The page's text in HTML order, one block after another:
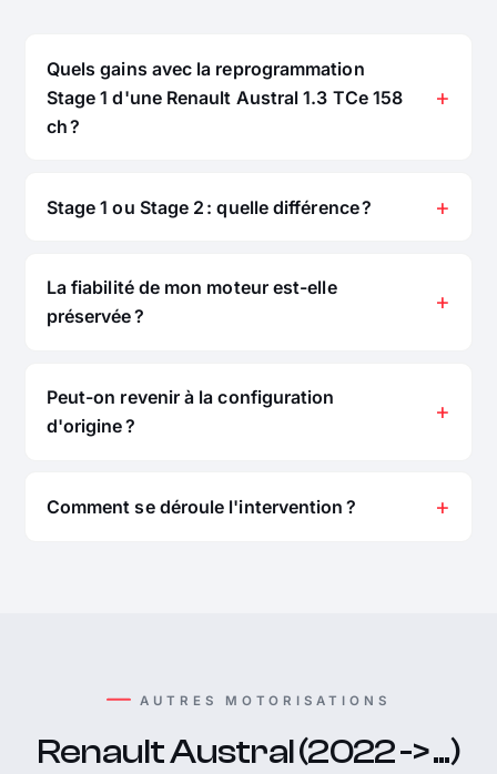
Quels gains avec la reprogrammation
Stage 1 d'une Renault Austral 1.3 TCe 158
ch ?
Stage 1 ou Stage 2 : quelle différence ?
La fiabilité de mon moteur est-elle
préservée ?
Peut-on revenir à la configuration
d'origine ?
Comment se déroule l'intervention ?
AUTRES MOTORISATIONS
Renault Austral (2022 -> ...)